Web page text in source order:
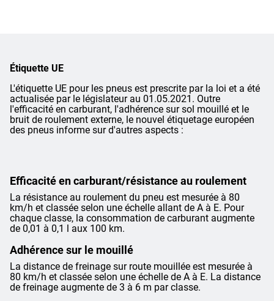
Étiquette UE
L'étiquette UE pour les pneus est prescrite par la loi et a été
actualisée par le législateur au 01.05.2021. Outre
l'efficacité en carburant, l'adhérence sur sol mouillé et le
bruit de roulement externe, le nouvel étiquetage européen
des pneus informe sur d'autres aspects :
Efficacité en carburant/résistance au roulement
La résistance au roulement du pneu est mesurée à 80
km/h et classée selon une échelle allant de A à E. Pour
chaque classe, la consommation de carburant augmente
de 0,01 à 0,1 l aux 100 km.
Adhérence sur le mouillé
La distance de freinage sur route mouillée est mesurée à
80 km/h et classée selon une échelle de A à E. La distance
de freinage augmente de 3 à 6 m par classe.